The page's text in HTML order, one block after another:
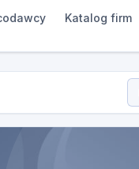
Katalog firm